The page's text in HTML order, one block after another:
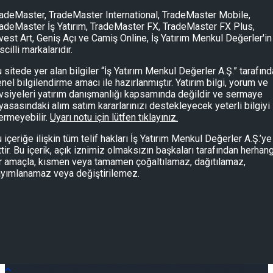
Piyasalarda Bugün 07/08/2026
Piyasalarda Bugün 07/08/2026
TradeMaster International, TradeMaster Mobile,
İş Yatırım, TradeMaster FX, TradeMaster FX Plus,
Art, Geniş Açı ve Camiş Online, İş Yatırım Menkul Değerler'in
markalarıdır.
sitede yer alan bilgiler “İş Yatırım Menkul Değerler A.Ş.”
bilgilendirme amacı ile hazırlanmıştır. Yatırım bilgi, yorum ve
yatırım danışmanlığı kapsamında değildir ve sermaye
alım satım kararlarınızı destekleyecek yeterli bilgiyi
Uyarı notu için lütfen tıklayınız.
içeriğe ilişkin tüm telif hakları İş Yatırım Menkul Değerler A.Ş.’ye
Bu içerik, açık iznimiz olmaksızın başkaları tarafından
amaçla, kısmen veya tamamen çoğaltılamaz, dağıtılamaz,
veya değiştirilemez.